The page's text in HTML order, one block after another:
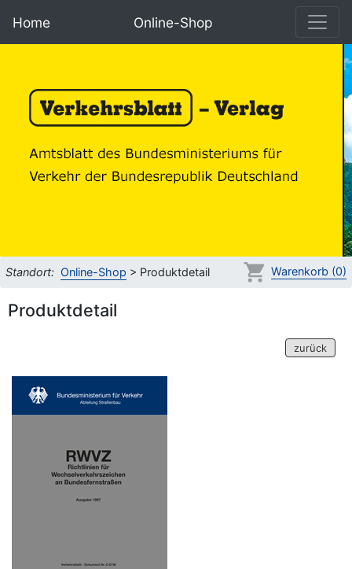
Home Online-Shop
Standort: Online-Shop > Produktdetail Warenkorb (0)
Produktdetail
zurück